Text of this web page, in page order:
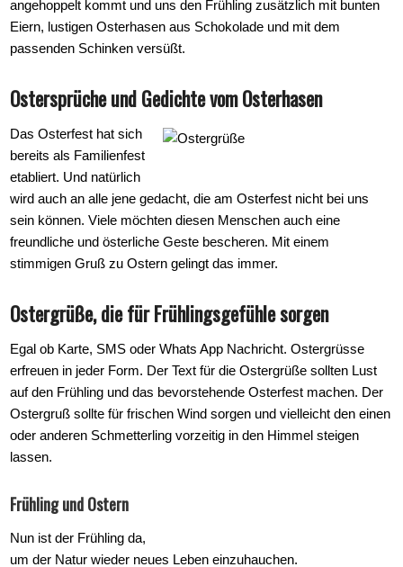
angehoppelt kommt und uns den Frühling zusätzlich mit bunten
Eiern, lustigen Osterhasen aus Schokolade und mit dem
passenden Schinken versüßt.
Ostersprüche und Gedichte vom Osterhasen
Das Osterfest hat sich
bereits als Familienfest
etabliert. Und natürlich
wird auch an alle jene gedacht, die am Osterfest nicht bei uns
sein können. Viele möchten diesen Menschen auch eine
freundliche und österliche Geste bescheren. Mit einem
stimmigen Gruß zu Ostern gelingt das immer.
Ostergrüße, die für Frühlingsgefühle sorgen
Egal ob Karte, SMS oder Whats App Nachricht. Ostergrüsse
erfreuen in jeder Form. Der Text für die Ostergrüße sollten Lust
auf den Frühling und das bevorstehende Osterfest machen. Der
Ostergruß sollte für frischen Wind sorgen und vielleicht den einen
oder anderen Schmetterling vorzeitig in den Himmel steigen
lassen.
Frühling und Ostern
Nun ist der Frühling da,
um der Natur wieder neues Leben einzuhauchen.